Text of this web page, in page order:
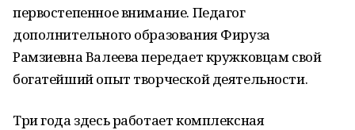
первостепенное внимание. Педагог
дополнительного образования Фируза
Рамзиевна Валеева передает кружковцам свой
богатейший опыт творческой деятельности.
Три года здесь работает комплексная